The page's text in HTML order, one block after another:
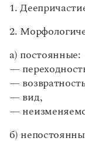
Научпоп
Все книги
Местоимение
Разряды
Разряды
признакам
1.
2.
а) постоянные:
—
—
— вид,
—
б)